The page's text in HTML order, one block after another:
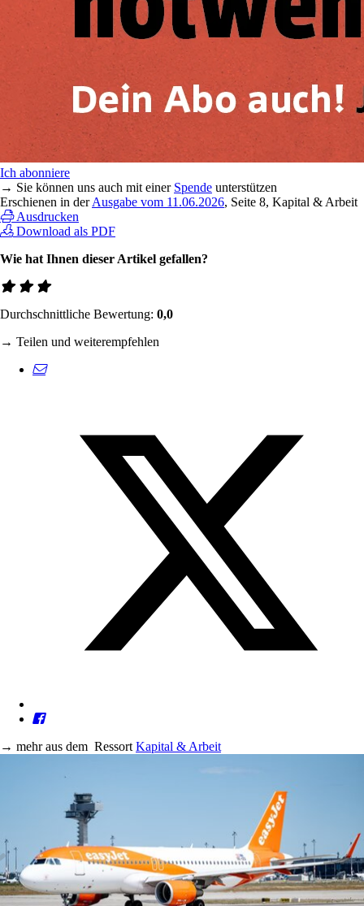
Ich abonniere
→ Sie können uns auch mit einer Spende unterstützen
Erschienen in derAusgabe vom 11.06.2026, Seite 8, Kapital & Arbeit
Ausdrucken
Download als PDF
Wie hat Ihnen dieser Artikel gefallen?
Durchschnittliche Bewertung: 0,0
→ Teilen und weiterempfehlen
→ mehr aus dem Ressort Kapital & Arbeit